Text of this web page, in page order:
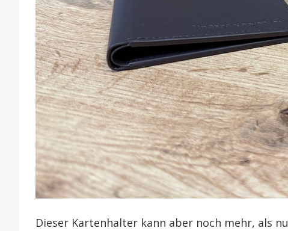
Dieser Kartenhalter kann aber noch mehr, als